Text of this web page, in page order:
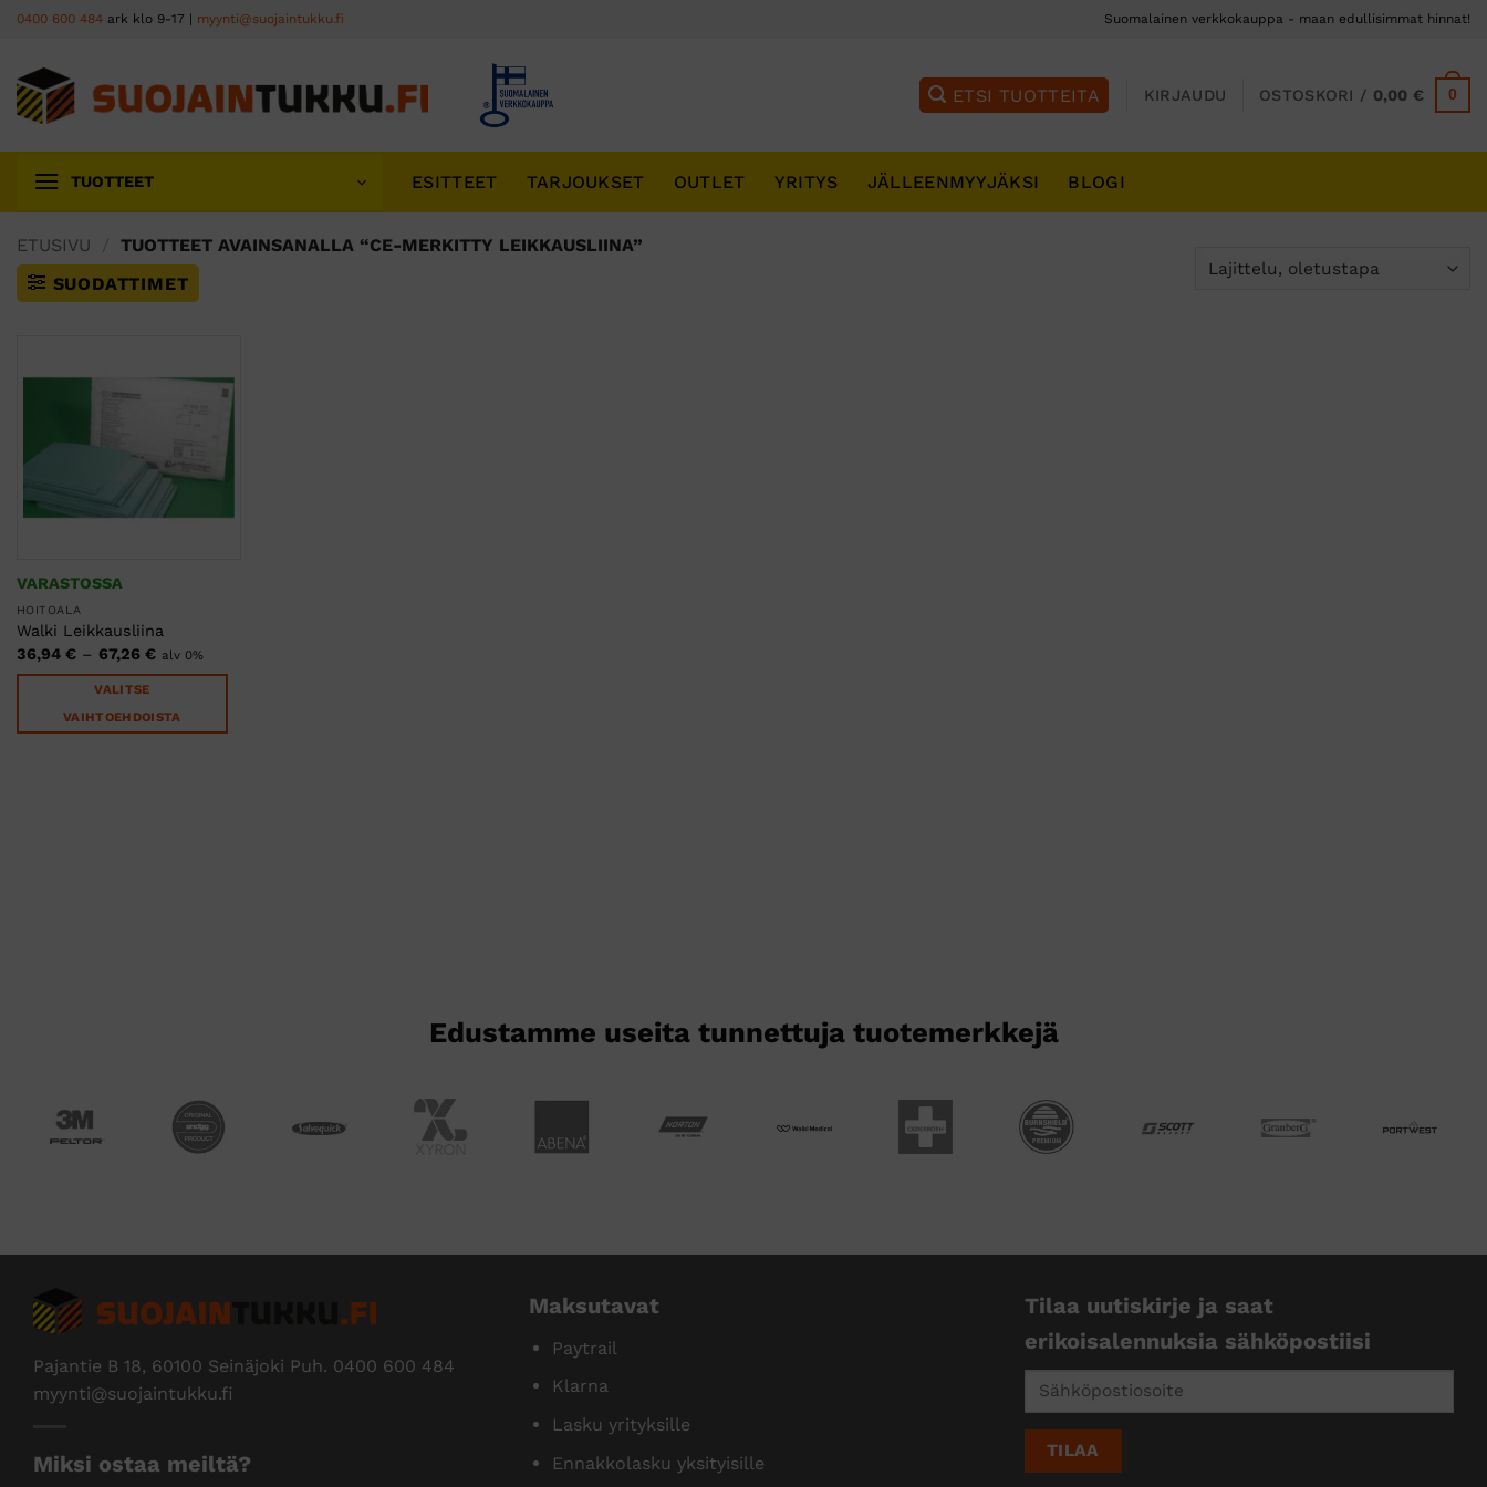
Skip
content
0400 600 484 ark klo 9-17 | myynti@suojaintukku.fi Suomalainen verkkokauppa - maan edullisimmat hinnat!
KIRJAUDU OSTOSKORI / 0,00€ 0
TUOTTEET ESITTEET TARJOUKSET OUTLET YRITYS JÄLLEENMYYJÄKSI BLOGI
ETUSIVU
TUOTTEET AVAINSANALLA “CE-MERKITTY LEIKKAUSLIINA”
SUODATTIMET
VARASTOSSA
HOITOALA
Walki Leikkausliina
36,94 € – 67,26 €Hintaluokka:
alv 0%
VALITSE
VAIHTOEHDOISTA
Edustamme useita tunnettuja tuotemerkkejä
Pajantie B 18, 60100 Seinäjoki Puh. 0400 600 484
myynti@suojaintukku.fi
Miksi ostaa meiltä?
Maksutavat
Paytrail
Klarna
Lasku yrityksille
Ennakkolasku yksityisille
Tilaa uutiskirje ja saat
erikoisalennuksia sähköpostiisi